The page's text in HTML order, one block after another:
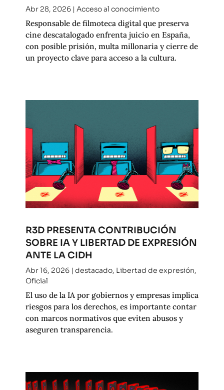
Abr 28, 2026| Acceso al conocimiento
Responsable de filmoteca digital que preserva
cine descatalogado enfrenta juicio en España,
con posible prisión, multa millonaria y cierre de
un proyecto clave para acceso a la cultura.
R3D PRESENTA CONTRIBUCIÓN
SOBRE IA Y LIBERTAD DE EXPRESIÓN
ANTE LA CIDH
Abr 16, 2026| destacado, Libertad de expresión,
Oficial
El uso de la IA por gobiernos y empresas implica
riesgos para los derechos, es importante contar
con marcos normativos que eviten abusos y
aseguren transparencia.